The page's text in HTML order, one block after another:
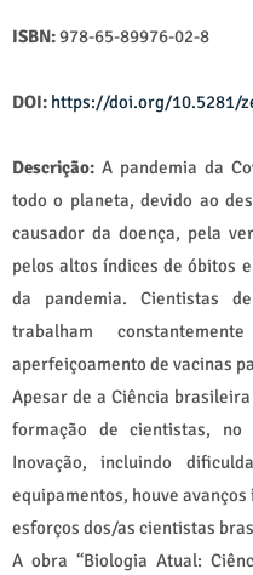
ISBN:978-65-89976-02-8
DOI: https://doi.org/10.5281/
Descrição: A pandemia da
todo o planeta, devido ao
causador da doença, pela
pelos altos índices de óbitos
da pandemia. Cientistas
trabalham
aperfeiçoamento de vacinas
Apesar de a Ciência
formação de cientistas, no
Inovação, incluindo
equipamentos, houve
esforços dos/as cientistas
A obra “Biologia Atual: